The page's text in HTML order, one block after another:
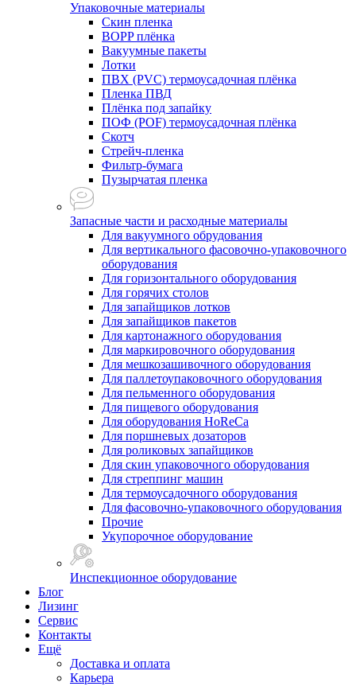
Упаковочные материалы
Скин пленка
BOPP плёнка
Вакуумные пакеты
Лотки
ПВХ (PVC) термоусадочная плёнка
Пленка ПВД
Плёнка под запайку
ПОФ (POF) термоусадочная плёнка
Скотч
Стрейч-пленка
Фильтр-бумага
Пузырчатая пленка
Запасные части и расходные материалы
Для вакуумного обрудования
Для вертикального фасовочно-упаковочного
оборудования
Для горизонтального оборудования
Для горячих столов
Для запайщиков лотков
Для запайщиков пакетов
Для картонажного оборудования
Для маркировочного оборудования
Для мешкозашивочного оборудования
Для паллетоупаковочного оборудования
Для пельменного оборудования
Для пищевого оборудования
Для оборудования HoReCa
Для поршневых дозаторов
Для роликовых запайщиков
Для скин упаковочного оборудования
Для стреппинг машин
Для термоусадочного оборудования
Для фасовочно-упаковочного оборудования
Прочие
Укупорочное оборудование
Инспекционное оборудование
Блог
Лизинг
Сервис
Контакты
Ещё
Доставка и оплата
Карьера